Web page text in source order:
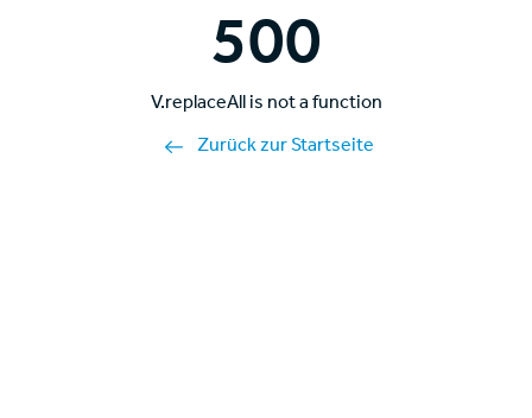
500
V.replaceAll is not a function
Zurück zur Startseite